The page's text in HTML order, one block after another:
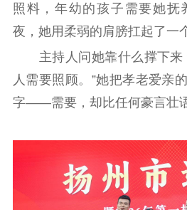
精品生产 文化惠民
文化交流
体制改革
紫金文化艺术节
品牌活动
精神文
先进典型
社会宣
照料，年幼的孩子需要她抚
夜，她用柔弱的肩膀扛起了一
主持人问她靠什么撑下来
人需要照顾。”她把孝老爱亲
字——需要，却比任何豪言壮